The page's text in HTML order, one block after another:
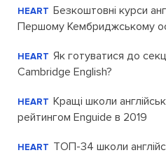
HEART Безкоштовні курси
Першому Кембриджському
HEART Як готуватися до
Cambridge English?
HEART Кращі школи
рейтингом Enguide в 2019
HEART ТОП-34 школи